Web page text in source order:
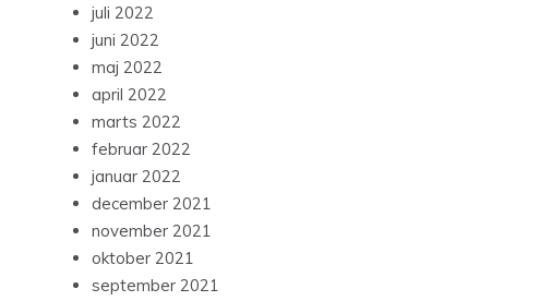
juli 2022
juni 2022
maj 2022
april 2022
marts 2022
februar 2022
januar 2022
december 2021
november 2021
oktober 2021
september 2021